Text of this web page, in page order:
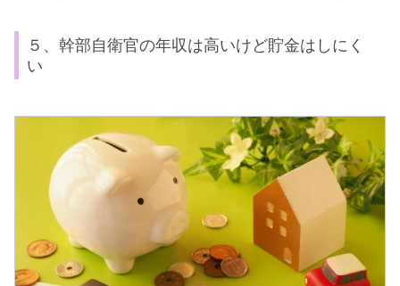
５、幹部自衛官の年収は高いけど貯金はしにく
い